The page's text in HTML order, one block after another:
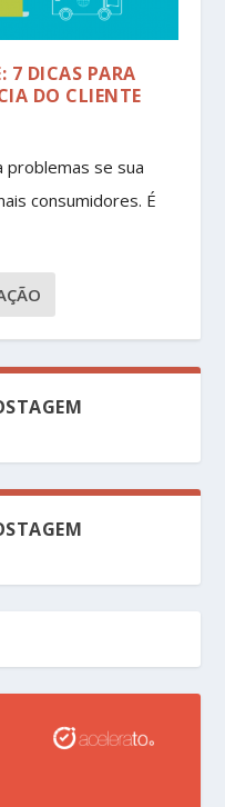
7 DICAS PARA
DO CLIENTE
problemas se sua
consumidores. É